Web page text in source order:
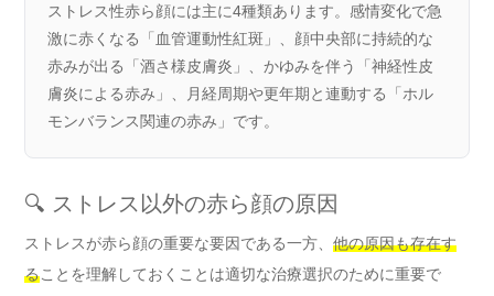
ストレス性赤ら顔には主に4種類あります。感情変化で急
激に赤くなる「血管運動性紅斑」、顔中央部に持続的な
赤みが出る「酒さ様皮膚炎」、かゆみを伴う「神経性皮
膚炎による赤み」、月経周期や更年期と連動する「ホル
モンバランス関連の赤み」です。
🔍 ストレス以外の赤ら顔の原因
ストレスが赤ら顔の重要な要因である一方、 他の原因も存在す
ることを理解しておくことは適切な治療選択のために重要で